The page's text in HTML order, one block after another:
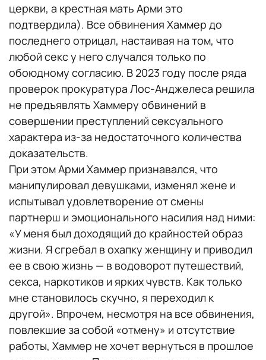
церкви, а крестная мать Арми это
подтвердила). Все обвинения Хаммер до
последнего отрицал, настаивая на том, что
любой секс у него случался только по
обоюдному согласию. В 2023 году после ряда
проверок прокуратура Лос-Анджелеса решила
не предъявлять Хаммеру обвинений в
совершении преступлений сексуального
характера из-за недостаточного количества
доказательств.
При этом Арми Хаммер признавался, что
манипулировал девушками, изменял жене и
испытывал удовлетворение от смены
партнерш и эмоционального насилия над ними:
«У меня был доходящий до крайностей образ
жизни. Я сгребал в охапку женщину и приводил
ее в свою жизнь — в водоворот путешествий,
секса, наркотиков и ярких чувств. Как только
мне становилось скучно, я переходил к
другой». Впрочем, несмотря на все обвинения,
повлекшие за собой «отмену» и отсутствие
работы, Хаммер не хочет вернуться в прошлое